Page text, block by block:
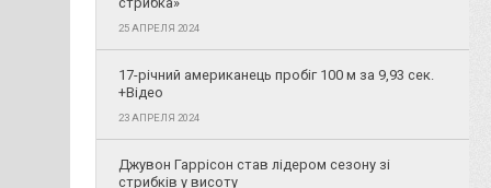
25 АПРЕЛЯ 2024
17-річний американець пробіг 100 м за 9,93 сек.
+Відео
23 АПРЕЛЯ 2024
Джувон Гаррісон став лідером сезону зі
стрибків у висоту